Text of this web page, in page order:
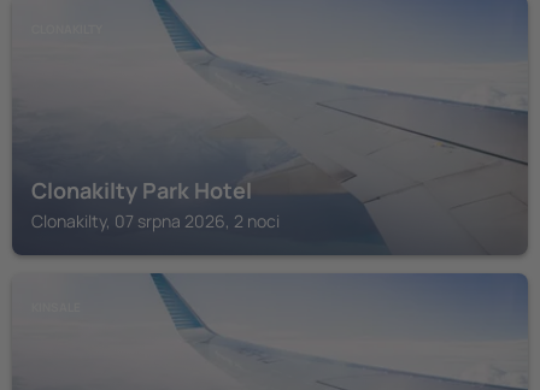
Clonakilty Park Hotel
Clonakilty, 07 srpna 2026, 2 noci